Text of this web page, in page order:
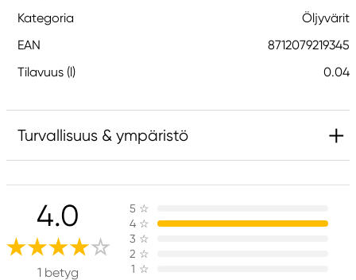
Kategoria
Öljyvärit
EAN
8712079219345
Tilavuus (l)
0.04
Turvallisuus & ympäristö
Vastuullinen EU
Van Gogh
Royal Talens Netherlands
Sophialaan 46
7311 PD Apeldoorn, Netherlands
4.0
1 betyg
5 ☆
4 ☆
3 ☆
2 ☆
1 ☆